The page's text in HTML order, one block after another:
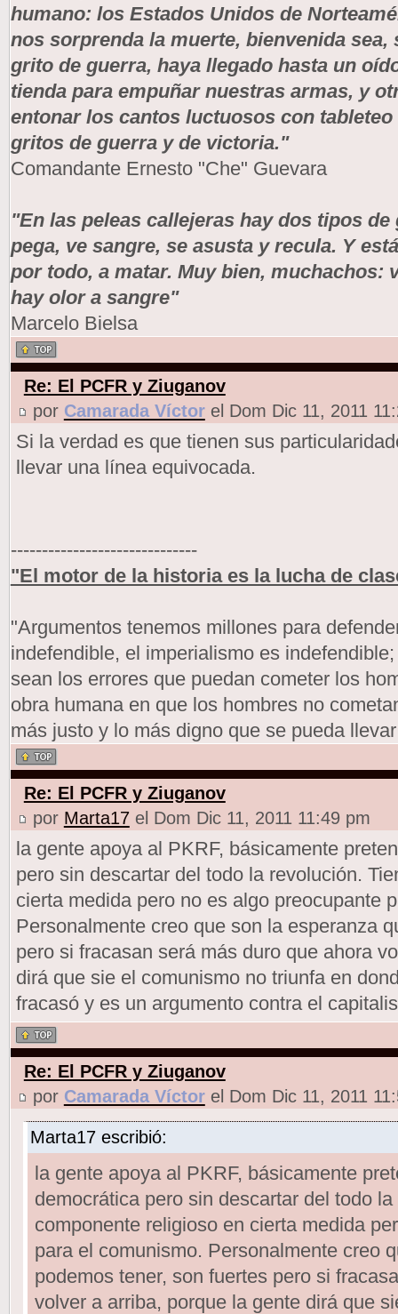
humano: los Estados Unidos de
nos sorprenda la muerte, bienvenida sea,
grito de guerra, haya llegado hasta un
tienda para empuñar nuestras armas, y
entonar los cantos luctuosos con
gritos de guerra y de victoria."
Comandante Ernesto "Che" Guevara
"En las peleas callejeras hay dos tipos
pega, ve sangre, se asusta y recula. Y
por todo, a matar. Muy bien, muchachos:
hay olor a sangre"
Marcelo Bielsa
Re: El PCFR y Ziuganov
por Camarada Víctorel Dom Dic 11, 2011
Si la verdad es que tienen sus
llevar una línea equivocada.
------------------------------
"El motor de la historia es la lucha de
"Argumentos tenemos millones para
indefendible, el imperialismo es
sean los errores que puedan cometer los
obra humana en que los hombres no
más justo y lo más digno que se pueda
Re: El PCFR y Ziuganov
por Marta17el Dom Dic 11, 2011 11:49 pm
la gente apoya al PKRF, básicamente
pero sin descartar del todo la revolución.
cierta medida pero no es algo preocupante
Personalmente creo que son la esperanza
pero si fracasan será más duro que ahora
dirá que sie el comunismo no triunfa en
fracasó y es un argumento contra el
Re: El PCFR y Ziuganov
por Camarada Víctorel Dom Dic 11, 2011
Marta17 escribió:
la gente apoya al PKRF, básicamente
democrática pero sin descartar del todo
componente religioso en cierta medida
para el comunismo. Personalmente creo
podemos tener, son fuertes pero si
volver a arriba, porque la gente dirá que